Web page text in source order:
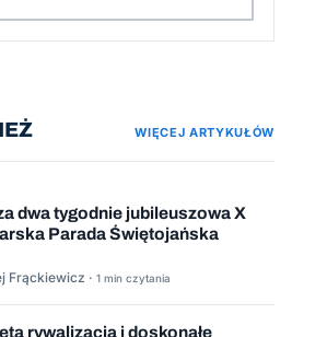
WIĘCEJ ARTYKUŁÓW
dwa tygodnie jubileuszowa X
Parada Świętojańska
Frąckiewicz · 1 min czytania
rywalizacja i doskonałe